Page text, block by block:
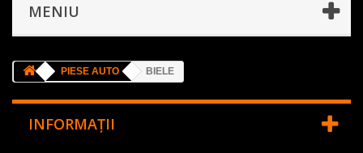
MENIU
PIESE AUTO BIELE
INFORMAŢII